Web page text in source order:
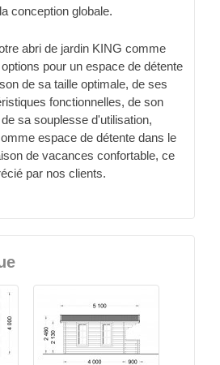
conception globale.
abri de jardin KING comme
pour un espace de détente
de sa taille optimale, de ses
fonctionnelles, de son
sa souplesse d'utilisation,
espace de détente dans le
de vacances confortable, ce
par nos clients.